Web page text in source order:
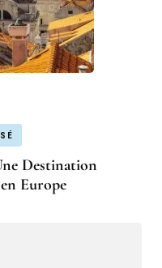
Destination
Europe